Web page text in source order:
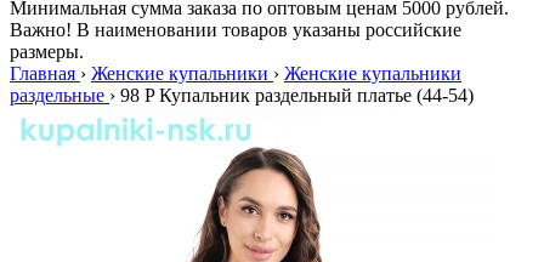
Минимальная сумма заказа по оптовым ценам 5000 рублей.
Важно! В наименовании товаров указаны российские
размеры.
Главная › Женские купальники › Женские купальники
раздельные › 98 P Купальник раздельный платье (44-54)